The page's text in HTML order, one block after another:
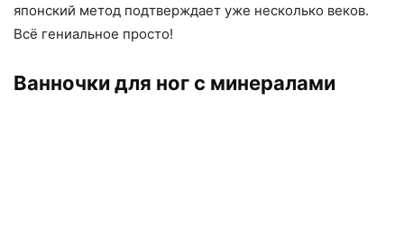
японский метод подтверждает уже несколько веков.
Всё гениальное просто!
Ванночки для ног с минералами